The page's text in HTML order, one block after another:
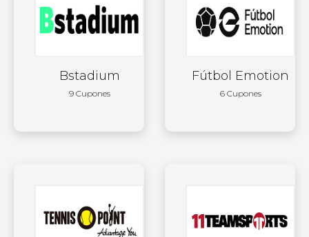
Bstadium
9 Cupones
Fútbol Emotion
6 Cupones